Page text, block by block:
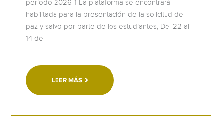
periodo 2026-1 La plataforma se encontrará
habilitada para la presentación de la solicitud de
paz y salvo por parte de los estudiantes, Del 22 al
14 de
LEER MÁS